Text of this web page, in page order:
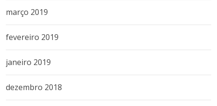
março 2019
fevereiro 2019
janeiro 2019
dezembro 2018